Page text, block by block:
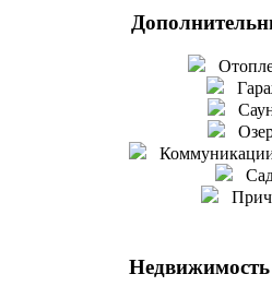
Коммуникации